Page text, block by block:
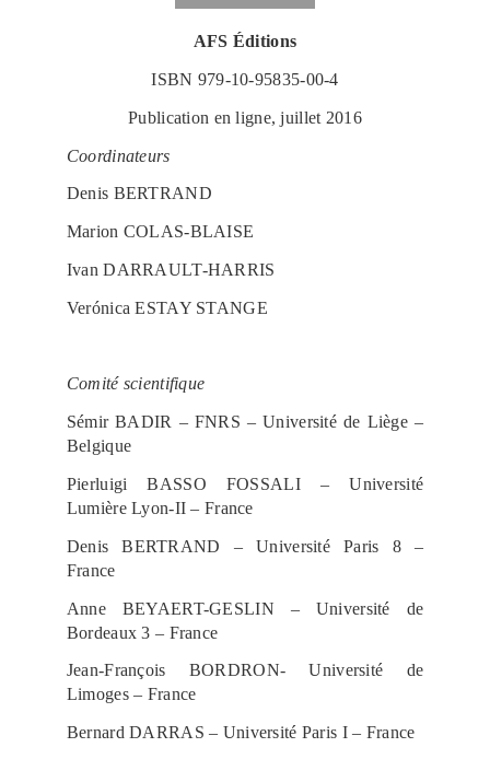
AFS Éditions
ISBN 979-10-95835-00-4
Publication en ligne, juillet 2016
Coordinateurs
Denis BERTRAND
Marion COLAS-BLAISE
Ivan DARRAULT-HARRIS
Verónica ESTAY STANGE
Comité scientifique
Sémir BADIR – FNRS – Université de Liège –
Belgique
Pierluigi BASSO FOSSALI – Université
Lumière Lyon-II – France
Denis BERTRAND – Université Paris 8 –
France
Anne BEYAERT-GESLIN – Université de
Bordeaux 3 – France
Jean-François BORDRON- Université de
Limoges – France
Bernard DARRAS – Université Paris I – France